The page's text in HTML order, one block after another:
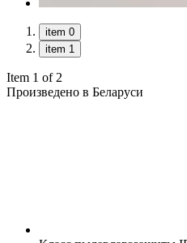
item 0
item 1
Item 1 of 2
Произведено в Беларуси